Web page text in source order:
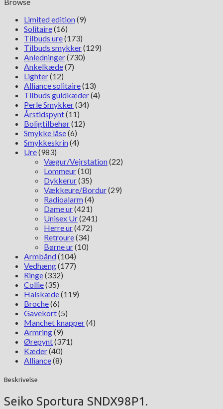
Limited edition(9)
Solitaire(16)
Tilbuds ure(173)
Tilbuds smykker(129)
Anledninger(730)
Ankelkæde(7)
Lighter(12)
Alliance solitaire(13)
Tilbuds guldkæder(4)
Perle Smykker(34)
Årstidspynt(11)
Boligtilbehør(12)
Smykke låse(6)
Smykkeskrin(4)
Ure(983)
Vægur/Vejrstation(22)
Lommeur(10)
Dykkerur(35)
Vækkeure/Bordur(29)
Radioalarm(4)
Dame ur(421)
Unisex Ur(241)
Herre ur(472)
Retroure(34)
Børne ur(10)
Armbånd(104)
Vedhæng(177)
Ringe(332)
Collie(35)
Halskæde(119)
Broche(6)
Gavekort(5)
Manchet knapper(4)
Armring(9)
Ørepynt(371)
Kæder(40)
Alliance(8)
Beskrivelse
Seiko Sportura SNDX98P1.